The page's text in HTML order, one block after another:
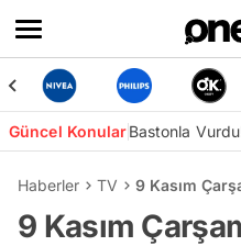
Güncel KonularBastonla
Haberler TV 9 Kasım
9 Kasım